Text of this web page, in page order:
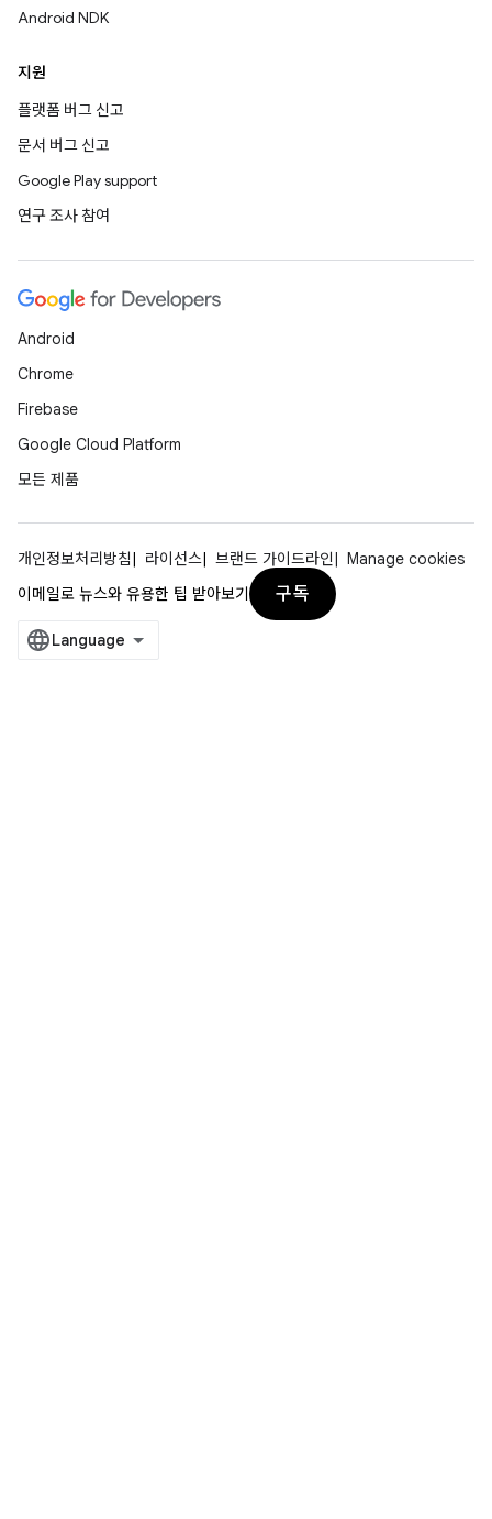
Android NDK
지원
플랫폼 버그 신고
문서 버그 신고
Google Play support
연구 조사 참여
Android
Chrome
Firebase
Google Cloud Platform
모든 제품
개인정보처리방침 라이선스 브랜드 가이드라인
Manage cookies
이메일로 뉴스와 유용한 팁 받아보기
구독